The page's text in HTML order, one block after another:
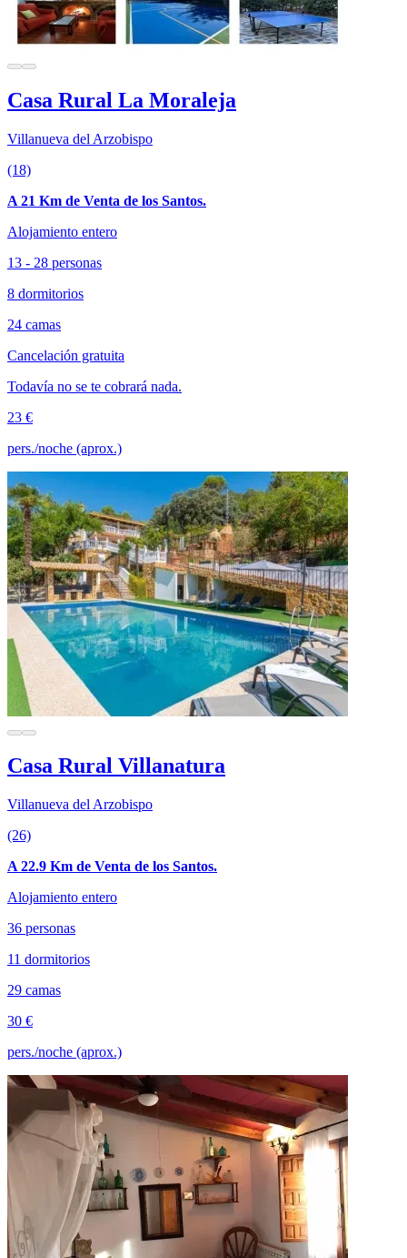
Casa Rural La Moraleja
Villanueva del Arzobispo
(18)
A 21 Km de Venta de los Santos.
Alojamiento entero
13 - 28 personas
8 dormitorios
24 camas
Cancelación gratuita
Todavía no se te cobrará nada.
23 €
pers./noche (aprox.)
Casa Rural Villanatura
Villanueva del Arzobispo
(26)
A 22.9 Km de Venta de los Santos.
Alojamiento entero
36 personas
11 dormitorios
29 camas
30 €
pers./noche (aprox.)